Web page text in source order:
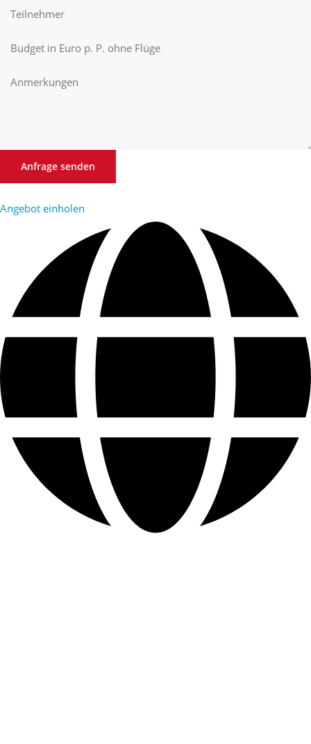
Anfrage senden
Angebot einholen